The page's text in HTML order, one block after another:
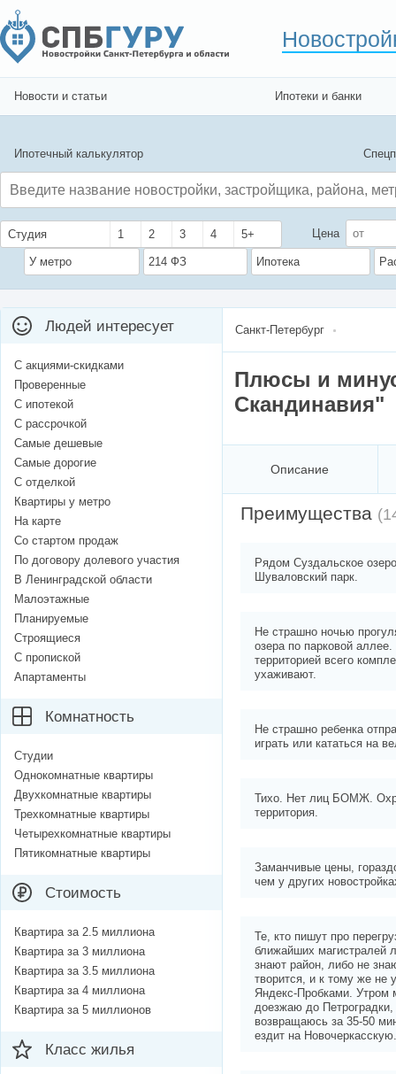
Новости и статьи Ипотеки и банки
Ипотечный калькулятор
Студия 1 2 3 4 5+ Цена
У метро 214 ФЗ Ипотека
Санкт-Петербург
Плюсы и
Скандинавия"
Описание
Преимущества
Рядом Суздальское
Шуваловский парк.
Не страшно ночью
озера по парковой аллее.
территорией всего
ухаживают.
Не страшно ребенка
играть или кататься на
Тихо. Нет лиц БОМЖ.
территория.
Заманчивые цены,
чем у других
Те, кто пишут про
ближайших магистралей
знают район, либо не
творится, и к тому же не
Яндекс-Пробками. Утром
доезжаю до
возвращаюсь за 35-50
ездит на Новочеркасскую.
Людей интересует
С акциями-скидками
Проверенные
С ипотекой
С рассрочкой
Самые дешевые
Самые дорогие
С отделкой
Квартиры у метро
На карте
Со стартом продаж
По договору долевого участия
В Ленинградской области
Малоэтажные
Планируемые
Строящиеся
С пропиской
Апартаменты
Комнатность
Студии
Однокомнатные квартиры
Двухкомнатные квартиры
Трехкомнатные квартиры
Четырехкомнатные квартиры
Пятикомнатные квартиры
Стоимость
Квартира за 2.5 миллиона
Квартира за 3 миллиона
Квартира за 3.5 миллиона
Квартира за 4 миллиона
Квартира за 5 миллионов
Класс жилья